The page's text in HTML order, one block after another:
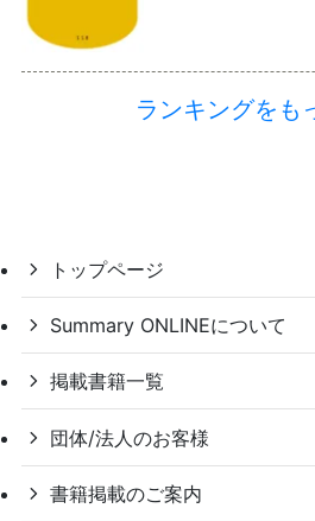
ランキングをも
トップページ
Summary ONLINEについて
掲載書籍一覧
団体/法人のお客様
書籍掲載のご案内